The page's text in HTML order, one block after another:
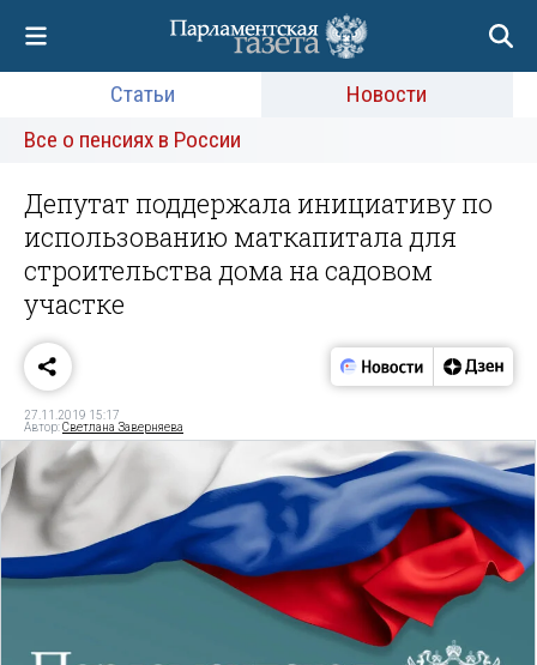
Статьи
Новости
Все о пенсиях в России
Депутат поддержала инициативу по
использованию маткапитала для
строительства дома на садовом
участке
27.11.2019 15:17
Автор:Светлана Заверняева